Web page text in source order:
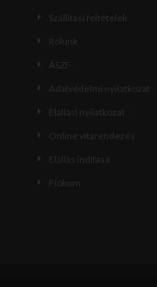
Szállítási feltételek
Rólunk
ÁSZF
Adatvédelmi nyilatkozat
Elállási nyilatkozat
Online vitarendezés
Elállás indítása
Fiókom